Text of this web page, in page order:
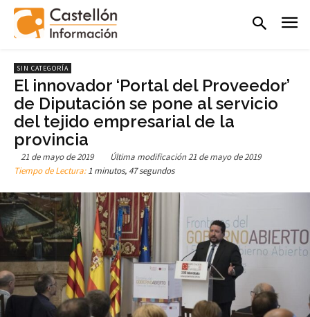
SIN CATEGORÍA
El innovador ‘Portal del Proveedor’
de Diputación se pone al servicio
del tejido empresarial de la
provincia
21 de mayo de 2019 Última modificación21 de mayo de 2019
Tiempo de Lectura:1 minutos, 47 segundos